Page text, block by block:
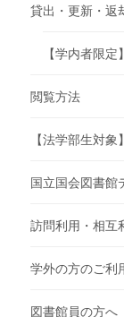
貸出・更新・返
【学内者限
閲覧方法
【法学部生対
国立国会図書館
訪問利用・相互
学外の方のご利
図書館員の方へ